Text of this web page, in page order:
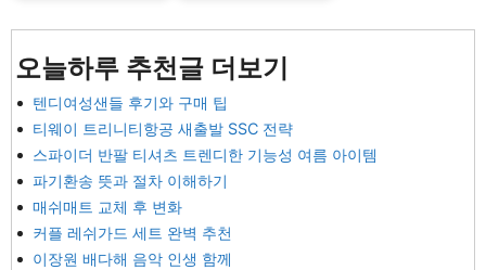
오늘하루 추천글 더보기
텐디여성샌들 후기와 구매 팁
티웨이 트리니티항공 새출발 SSC 전략
스파이더 반팔 티셔츠 트렌디한 기능성 여름 아이템
파기환송 뜻과 절차 이해하기
매쉬매트 교체 후 변화
커플 레쉬가드 세트 완벽 추천
이장원 배다해 음악 인생 함께